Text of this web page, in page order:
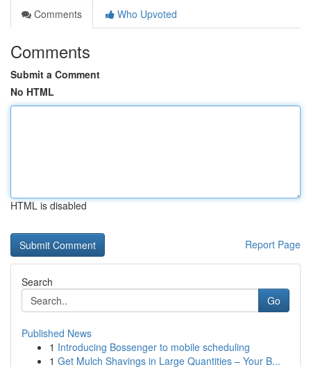
Comments
Who Upvoted
Comments
Submit a Comment
No HTML
HTML is disabled
Report Page
Search
Go
Published News
1 Introducing Bossenger to mobile scheduling
1 Get Mulch Shavings in Large Quantities – Your B...